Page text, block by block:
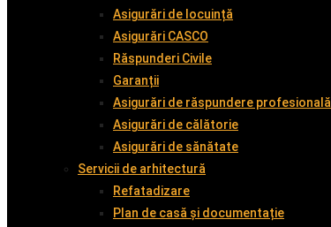
Asigurări de locuință
Asigurări CASCO
Răspunderi Civile
Garanții
Asigurări de răspundere profesională
Asigurări de călătorie
Asigurări de sănătate
Servicii de arhitectură
Refatadizare
Plan de casă și documentație